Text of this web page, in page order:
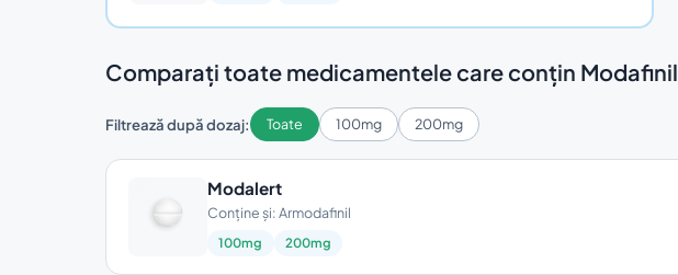
Comparați toate medicamentele care conțin Modafinil
Filtrează după dozaj: Toate 100mg 200mg
Modalert
Conține și: Armodafinil
100mg 200mg